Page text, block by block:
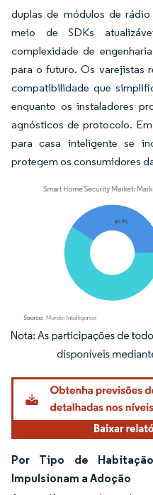
duplas de módulos de
meio de SDKs
complexidade de
para o futuro. Os varejistas
compatibilidade que
enquanto os instaladores
agnósticos de protocolo.
para casa inteligente se
protegem os consumidores
Imagem © Mordor Intelligence. O
Por Tipo de
Impulsionam a Adoção